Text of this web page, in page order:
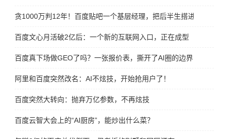
贪1000万判12年！百度贴吧一个基层经理，把后半生搭进去了
百度文心月活破2亿后：一个新的互联网入口，正在成型
百度真下场做GEO了吗？一张报价表，撕开了AI圈的边界
阿里和百度突然改名：AI不炫技，开始抢用户了！
百度突然大转向：抛弃万亿参数，不再炫技
百度云智大会上的“AI厨房”，能炒出什么菜？